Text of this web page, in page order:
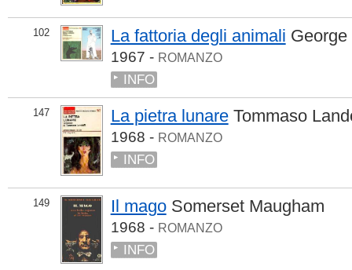
102 La fattoria degli animali
1967 - ROMANZO
INFO
147 La pietra lunare Tommaso
1968 - ROMANZO
INFO
149 Il mago Somerset Maugham
1968 - ROMANZO
INFO